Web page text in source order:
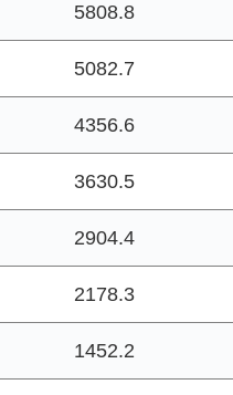
5808.8
5082.7
4356.6
3630.5
2904.4
2178.3
1452.2